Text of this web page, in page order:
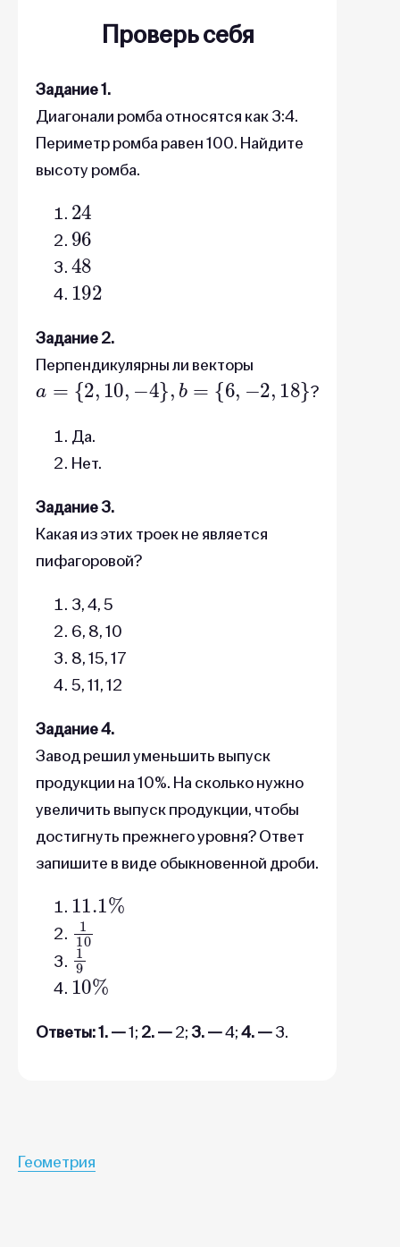
Проверь себя
Задание 1.
Диагонали ромба относятся как 3:4.
Периметр ромба равен 100. Найдите
высоту ромба.
24
96
48
192
Задание 2.
Перпендикулярны ли векторы
= ,10,−4 b ={ 6, 18}
?
Да.
Нет.
Задание 3.
Какая из этих троек не является
пифагоровой?
3, 4, 5
6, 8, 10
8, 15, 17
5, 11, 12
Задание 4.
Завод решил уменьшить выпуск
продукции на 10%. На сколько нужно
увеличить выпуск продукции, чтобы
достигнуть прежнего уровня? Ответ
запишите в виде обыкновенной дроби.
11.1 %
10
19
10%
Ответы: 1. —1; 2. —2;3. —4;4. —3.
Геометрия